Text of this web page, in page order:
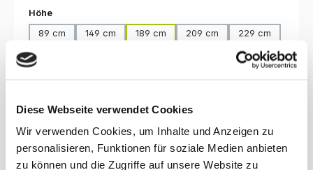
Diese Webseite verwendet Cookies
Wir verwenden Cookies, um Inhalte und Anzeigen zu
personalisieren, Funktionen für soziale Medien anbieten
zu können und die Zugriffe auf unsere Website zu
Höheauswählen
89 cm
149 cm 189 cm 209 cm
229 cm
In den Warenkorb